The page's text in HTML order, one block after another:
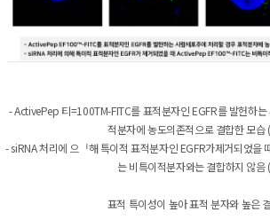
- ActivePep 티=100TM-FITC를 표적분자인 EGFR를 발헌하
적분자에 농도의존적으로 결합한 모습
- siRNA 처리에 으ᅵ해 특이적 표적분자인 EGFR가제거되었을
는 비특이적분자와는 결합하지 않음
표적 특이성이 높아 표적 분자와 높은